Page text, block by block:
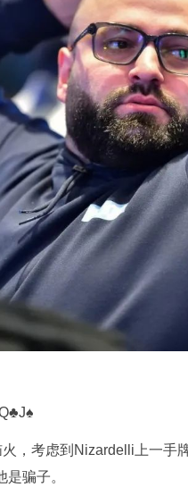
，考虑到Nizardelli上一手
骗子。